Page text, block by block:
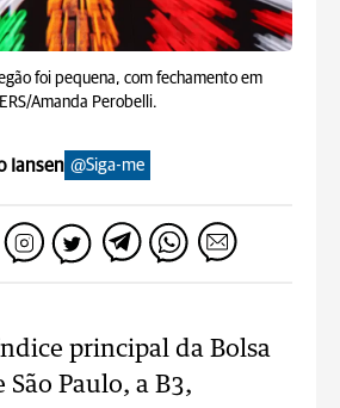
foi pequena, com fechamento em
Amanda Perobelli.
Iansen @Siga-me
principal da Bolsa
São Paulo, a B3,